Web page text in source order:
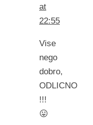
at
22:55
Vise
nego
dobro,
ODLICNO
!!!
😛